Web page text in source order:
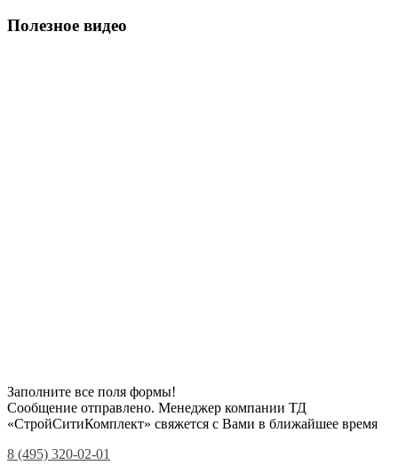
Полезное видео
Заполните все поля формы!
Сообщение отправлено. Менеджер компании ТД
«СтройСитиКомплект» свяжется с Вами в ближайшее время
8 (495) 320-02-01